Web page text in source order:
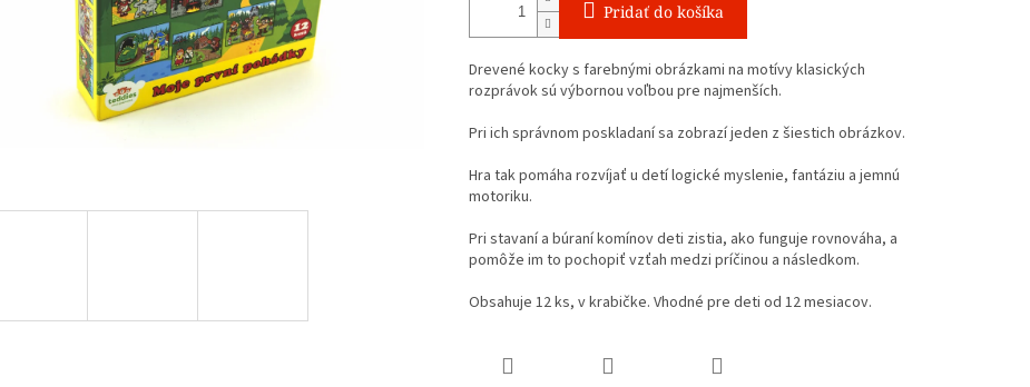
Pridať do košíka
Drevené kocky s farebnými obrázkami na motívy klasických
rozprávok sú výbornou voľbou pre najmenších.
Pri ich správnom poskladaní sa zobrazí jeden z šiestich obrázkov.
Hra tak pomáha rozvíjať u detí logické myslenie, fantáziu a jemnú
motoriku.
Pri stavaní a búraní komínov deti zistia, ako funguje rovnováha, a
pomôže im to pochopiť vzťah medzi príčinou a následkom.
Obsahuje 12 ks, v krabičke. Vhodné pre deti od 12 mesiacov.